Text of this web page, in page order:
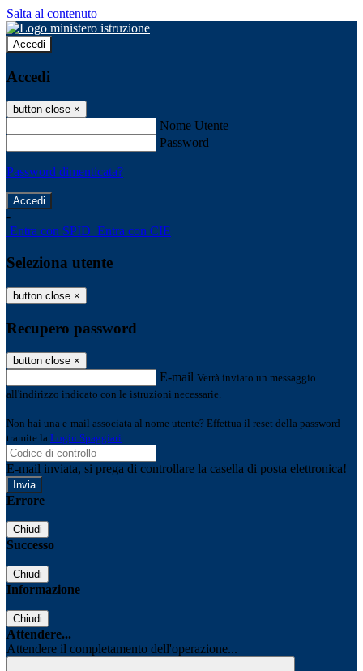
Salta al contenuto
Accedi
Accedi
button close ×
Nome Utente
Password
Password dimenticata?
-
Entra con SPID Entra con CIE
Seleziona utente
button close ×
Recupero password
button close ×
E-mail Verrà inviato un messaggio
all'indirizzo indicato con le istruzioni necessarie.
Non hai una e-mail associata al nome utente? Effettua il reset della password
tramite la Login Spaggiari
E-mail inviata, si prega di controllare la casella di posta elettronica!
Errore
Chiudi
Successo
Chiudi
Informazione
Chiudi
Attendere...
Attendere il completamento dell'operazione...